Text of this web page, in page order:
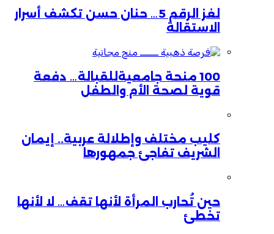
لغز الرقم 5… حنان حسن تكشف أسرار
الاستقالة
100 منحة جامعيةللقبالة… دفعة
قوية لصحة الأم والطفل
كليب مختلف وإطلالة عربية.. إيمان
الشريف تفاجئ جمهورها
حين تُحارب المرأة لأنها تقف… لا لأنها
تخطئ